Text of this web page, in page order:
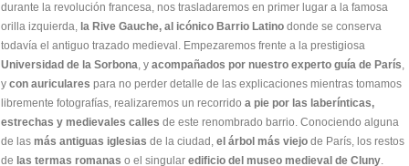
durante la revolución francesa, nos trasladaremos en primer lugar a la famosa
orilla izquierda, la Rive Gauche, al icónico Barrio Latino donde se conserva
todavía el antiguo trazado medieval. Empezaremos frente a la prestigiosa
Universidad de la Sorbona, y acompañados por nuestro experto guía de París,
y con auriculares para no perder detalle de las explicaciones mientras tomamos
libremente fotografías, realizaremos un recorrido a pie por las laberínticas,
estrechas y medievales calles de este renombrado barrio. Conociendo alguna
de las más antiguas iglesias de la ciudad, el árbol más viejo de París, los restos
de las termas romanas o el singular edificio del museo medieval de Cluny.